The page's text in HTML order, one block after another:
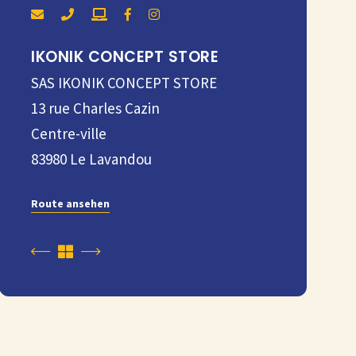
IKONIK CONCEPT STORE
SAS IKONIK CONCEPT STORE
13 rue Charles Cazin
Centre-ville
83980 Le Lavandou
Route ansehen